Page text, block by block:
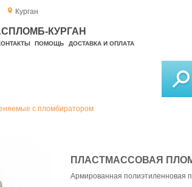
Курган
КУРГАН
ПОМОЩЬ ДОСТАВКА И ОПЛАТА
с пломбиратором
ПЛАСТМАССОВАЯ
Армированная полиэтиленновая